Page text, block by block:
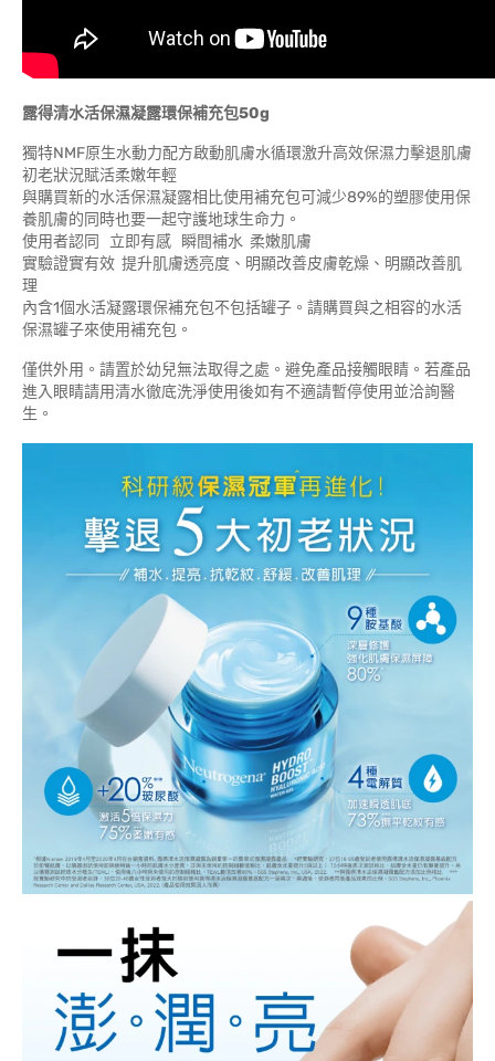
露得清水活保濕凝露環保補充包50g
獨特NMF原生水動力配方啟動肌膚水循環激升高效保濕力擊退肌膚
初老狀況賦活柔嫩年輕
與購買新的水活保濕凝露相比使用補充包可減少89%的塑膠使用保
養肌膚的同時也要一起守護地球生命力。
使用者認同 立即有感 瞬間補水 柔嫩肌膚
實驗證實有效 提升肌膚透亮度、明顯改善皮膚乾燥、明顯改善肌
理
內含1個水活凝露環保補充包不包括罐子。請購買與之相容的水活
保濕罐子來使用補充包。
僅供外用。請置於幼兒無法取得之處。避免產品接觸眼睛。若產品
進入眼睛請用清水徹底洗淨使用後如有不適請暫停使用並洽詢醫
生。